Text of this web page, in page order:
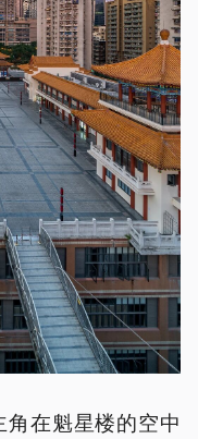
在魁星楼的空中